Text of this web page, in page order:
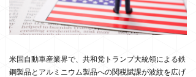
米国自動車産業界で、共和党トランプ大統領による鉄
鋼製品とアルミニウム製品への関税賦課が波紋を広げ